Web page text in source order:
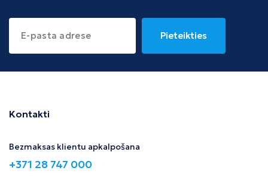
Pieteikties
Kontakti
Bezmaksas klientu apkalpošana
+371 28 747 000